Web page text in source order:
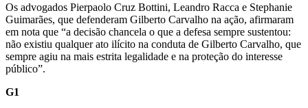
Os advogados Pierpaolo Cruz Bottini, Leandro Racca e Stephanie
Guimarães, que defenderam Gilberto Carvalho na ação, afirmaram
em nota que “a decisão chancela o que a defesa sempre sustentou:
não existiu qualquer ato ilícito na conduta de Gilberto Carvalho, que
sempre agiu na mais estrita legalidade e na proteção do interesse
público”.
G1